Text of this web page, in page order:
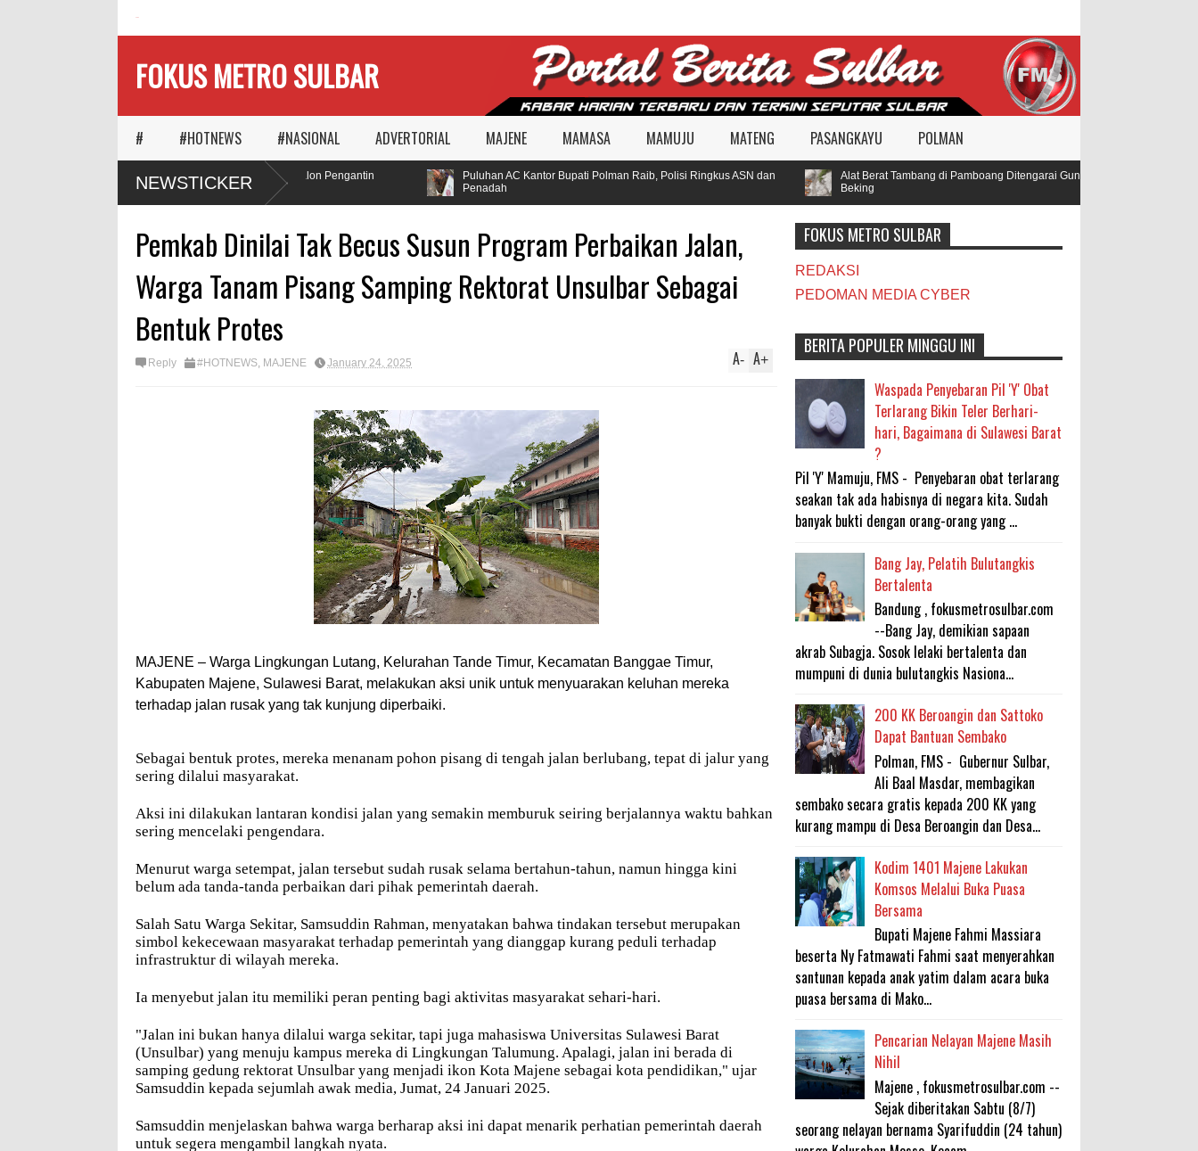
FOKUS METRO SULBAR
# #HOTNEWS #NASIONAL ADVERTORIAL MAJENE MAMASA MAMUJU MATENG PASANGKAYU POLMAN
NEWSTICKERMAPIA Ajak Calon Pengantin
Tanam Pohon
Puluhan AC Kantor Bupati Polman Raib, Polisi Ringkus ASN dan
Penadah
Alat Berat Tambang di Pamboang Ditengarai Gunakan BBM Subsidi, Oknum
Beking
Pemkab Dinilai Tak Becus Susun Program Perbaikan Jalan,
Warga Tanam Pisang Samping Rektorat Unsulbar Sebagai
Bentuk Protes
Reply #HOTNEWS, MAJENE January 24, 2025 A+
A-
MAJENE – Warga Lingkungan Lutang, Kelurahan Tande Timur, Kecamatan Banggae Timur,
Kabupaten Majene, Sulawesi Barat, melakukan aksi unik untuk menyuarakan keluhan mereka
terhadap jalan rusak yang tak kunjung diperbaiki.
Sebagai bentuk protes, mereka menanam pohon pisang di tengah jalan berlubang, tepat di jalur yang
sering dilalui masyarakat.
Aksi ini dilakukan lantaran kondisi jalan yang semakin memburuk seiring berjalannya waktu bahkan
sering mencelaki pengendara.
Menurut warga setempat, jalan tersebut sudah rusak selama bertahun-tahun, namun hingga kini
belum ada tanda-tanda perbaikan dari pihak pemerintah daerah.
Salah Satu Warga Sekitar, Samsuddin Rahman, menyatakan bahwa tindakan tersebut merupakan
simbol kekecewaan masyarakat terhadap pemerintah yang dianggap kurang peduli terhadap
infrastruktur di wilayah mereka.
Ia menyebut jalan itu memiliki peran penting bagi aktivitas masyarakat sehari-hari.
"Jalan ini bukan hanya dilalui warga sekitar, tapi juga mahasiswa Universitas Sulawesi Barat
(Unsulbar) yang menuju kampus mereka di Lingkungan Talumung. Apalagi, jalan ini berada di
samping gedung rektorat Unsulbar yang menjadi ikon Kota Majene sebagai kota pendidikan," ujar
Samsuddin kepada sejumlah awak media, Jumat, 24 Januari 2025.
Samsuddin menjelaskan bahwa warga berharap aksi ini dapat menarik perhatian pemerintah daerah
untuk segera mengambil langkah nyata.
FOKUS METRO SULBAR
REDAKSI
PEDOMAN MEDIA CYBER
BERITA POPULER MINGGU INI
Waspada Penyebaran Pil 'Y' Obat
Terlarang Bikin Teler Berhari-
hari, Bagaimana di Sulawesi Barat
?
Pil 'Y' Mamuju, FMS - Penyebaran obat terlarang
seakan tak ada habisnya di negara kita. Sudah
banyak bukti dengan orang-orang yang ...
Bang Jay, Pelatih Bulutangkis
Bertalenta
Bandung , fokusmetrosulbar.com
--Bang Jay, demikian sapaan
akrab Subagja. Sosok lelaki bertalenta dan
mumpuni di dunia bulutangkis Nasiona...
200 KK Beroangin dan Sattoko
Dapat Bantuan Sembako
Polman, FMS - Gubernur Sulbar,
Ali Baal Masdar, membagikan
sembako secara gratis kepada 200 KK yang
kurang mampu di Desa Beroangin dan Desa...
Kodim 1401 Majene Lakukan
Komsos Melalui Buka Puasa
Bersama
Bupati Majene Fahmi Massiara
beserta Ny Fatmawati Fahmi saat menyerahkan
santunan kepada anak yatim dalam acara buka
puasa bersama di Mako...
Pencarian Nelayan Majene Masih
Nihil
Majene , fokusmetrosulbar.com --
Sejak diberitakan Sabtu (8/7)
seorang nelayan bernama Syarifuddin (24 tahun)